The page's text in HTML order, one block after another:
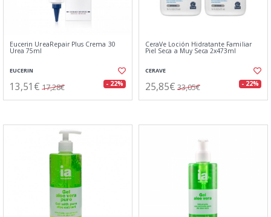
Eucerin UreaRepair Plus Crema 30
Urea 75ml
EUCERIN
13,51€ 17,28€ - 22%
CeraVe Loción Hidratante Familiar
Piel Seca a Muy Seca 2x473ml
CERAVE
25,85€ 33,05€ - 22%